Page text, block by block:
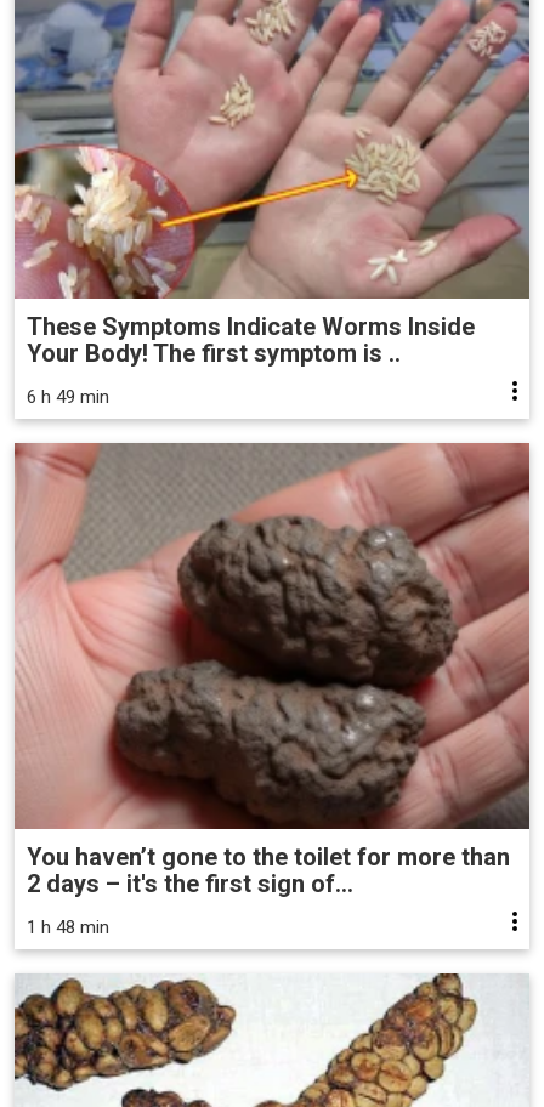
These Symptoms Indicate Worms Inside
Your Body! The first symptom is ..
6 h 49 min
You haven’t gone to the toilet for more than
2 days – it's the first sign of...
1 h 48 min